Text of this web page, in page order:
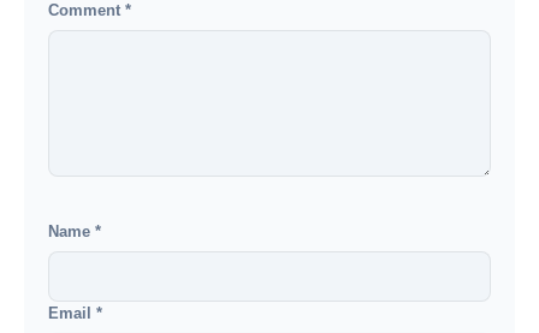
Comment *
Name *
Email *